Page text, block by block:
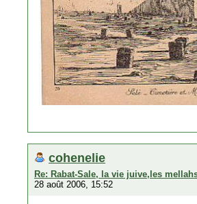
cohenelie
Re: Rabat-Sale, la vie juive,les
28 août 2006, 15:52